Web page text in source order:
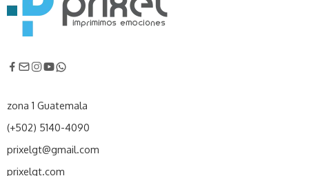
zona 1 Guatemala
(+502) 5140-4090
prixelgt@gmail.com
prixelgt.com